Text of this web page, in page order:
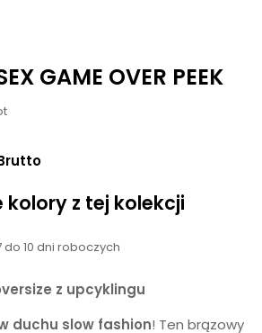
GAME OVER PEEK
kolory z tej kolekcji
10 dni roboczych
z upcyklingu
duchu slow fashion! Ten brązowy